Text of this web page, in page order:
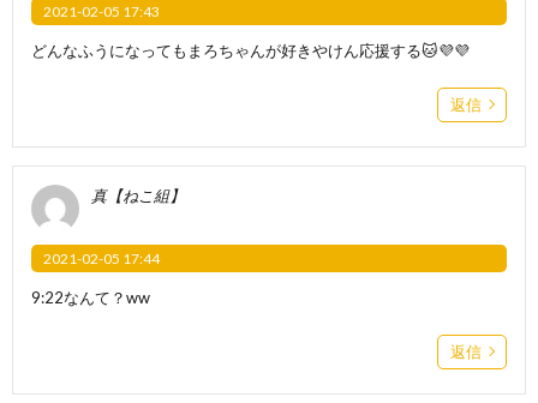
2021-02-05 17:43
どんなふうになってもまろちゃんが好きやけん応援する🐱💜💜
返信
真【ねこ組】
2021-02-05 17:44
9:22なんて？ww
返信